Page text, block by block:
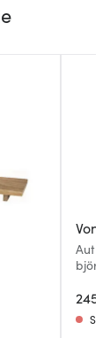
björn
245